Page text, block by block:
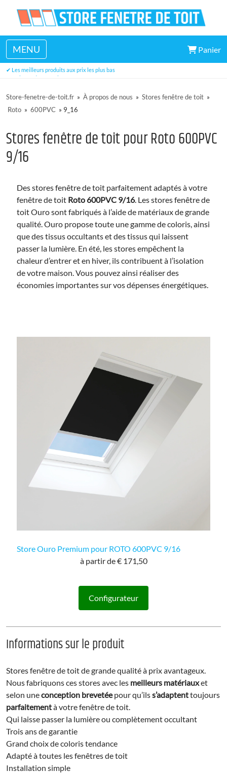
MENU Panier
✔ Un large choix de dimensions disponibles en stock
✔ Les meilleurs produits aux prix les plus bas
✔ Trois ans de garantie
Store-fenetre-de-toit.fr » À propos de nous » Stores fenêtre de toit »
Roto » 600PVC » 9_16
Stores fenêtre de toit pour Roto 600PVC
9/16
Des stores fenêtre de toit parfaitement adaptés à votre
fenêtre de toit Roto 600PVC 9/16. Les stores fenêtre de
toit Ouro sont fabriqués à l’aide de matériaux de grande
qualité. Ouro propose toute une gamme de coloris, ainsi
que des tissus occultants et des tissus qui laissent
passer la lumière. En été, les stores empêchent la
chaleur d’entrer et en hiver, ils contribuent à l’isolation
de votre maison. Vous pouvez ainsi réaliser des
économies importantes sur vos dépenses énergétiques.
Store Ouro Premium pour ROTO 600PVC 9/16
à partir de € 171,50
Configurateur
Informations sur le produit
Stores fenêtre de toit de grande qualité à prix avantageux.
Nous fabriquons ces stores avec les meilleurs matériauxet
selon uneconception brevetéepour qu’ilss’adaptenttoujours
parfaitementà votre fenêtre de toit.
Qui laisse passer la lumière ou complètement occultant
Trois ans de garantie
Grand choix de coloris tendance
Adapté à toutes les fenêtres de toit
Installation simple